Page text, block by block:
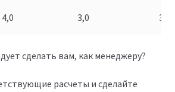
4,0 3,0
сделать вам, как менеджеру?
расчеты и сделайте